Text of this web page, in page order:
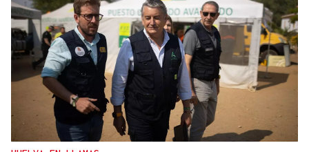
BLOQUEOS
Comerciantes de O Barco se quejan del servicio
del punto limpio